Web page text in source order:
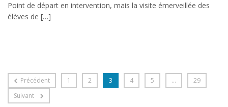
Point de départ en intervention, mais la visite émerveillée des
élèves de […]
Précédent 1 2 3 4 5 …
29
Suivant